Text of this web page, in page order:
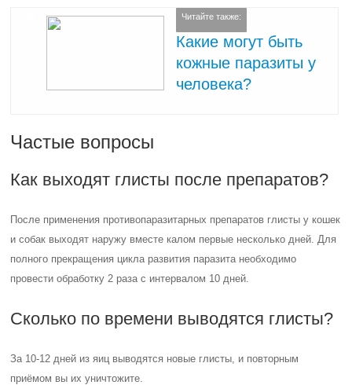
Читайте также:
Какие могут быть
кожные паразиты у
человека?
Частые вопросы
Как выходят глисты после препаратов?
После применения противопаразитарных препаратов глисты у кошек
и собак выходят наружу вместе калом первые несколько дней. Для
полного прекращения цикла развития паразита необходимо
провести обработку 2 раза с интервалом 10 дней.
Сколько по времени выводятся глисты?
За 10-12 дней из яиц выводятся новые глисты, и повторным
приёмом вы их уничтожите.